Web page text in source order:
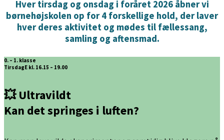
Hver tirsdag og onsdag i foråret 2026 åbner vi
børnehøjskolen op for 4 forskellige hold, der laver
hver deres aktivitet og mødes til fællessang,
samling og aftensmad.
0. – 1. klasse
TirsdagE kl. 16.15 – 19.00
💥 Ultravildt
Kan det springes i luften?